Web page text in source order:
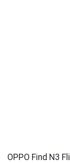
OPPO Find N3